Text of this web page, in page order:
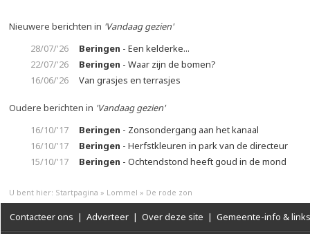
Nieuwere berichten in 'Vandaag gezien'
28/07/'26
Beringen - Een kelderke...
22/07/'26
Beringen - Waar zijn de bomen?
16/06/'26
Van grasjes en terrasjes
Oudere berichten in 'Vandaag gezien'
16/10/'17
Beringen - Zonsondergang aan het kanaal
16/10/'17
Beringen - Herfstkleuren in park van de directeur
15/10/'17
Beringen - Ochtendstond heeft goud in de mond
U bent hier: Startpagina » Lommel » De rode zon
Contacteer ons | Adverteer | Over deze site | Gemeente-info & links